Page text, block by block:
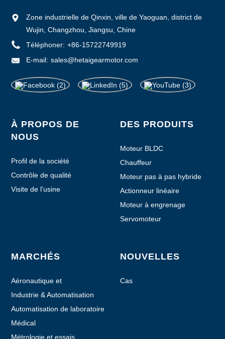
Zone industrielle de Qinxin, ville de Yaoguan, district de
Wujin, Changzhou, Jiangsu, Chine
Téléphoner: +86-15722749919
E-mail: sales@hetaigearmotor.com
À PROPOS DE
NOUS
Profil de la société
Contrôle de qualité
Visite de l'usine
DES PRODUITS
Moteur BLDC
Chauffeur
Moteur pas à pas hybride
Actionneur linéaire
Moteur à engrenage
planétaire
Servomoteur
MARCHÉS
Aéronautique et
aéronautique
Industrie & Automatisation
Automatisation de laboratoire
Médical
Métrologie et essais
NOUVELLES
Cas